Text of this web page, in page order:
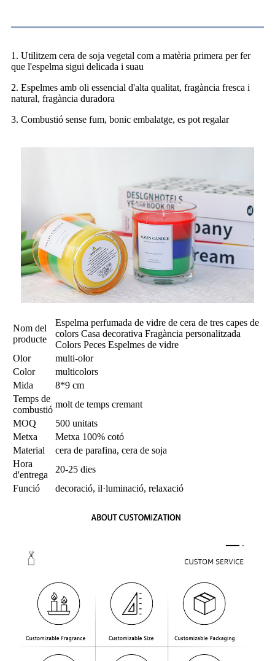
1. Utilitzem cera de soja vegetal com a matèria primera per fer
que l'espelma sigui delicada i suau
2. Espelmes amb oli essencial d'alta qualitat, fragància fresca i
natural, fragància duradora
3. Combustió sense fum, bonic embalatge, es pot regalar
Nom del
producte
Espelma perfumada de vidre de cera de tres capes de
colors Casa decorativa Fragància personalitzada
Colors Peces Espelmes de vidre
Olor
multi-olor
Color
multicolors
Mida
8*9 cm
Temps de
combustió
molt de temps cremant
MOQ
500 unitats
Metxa
Metxa 100% cotó
Material
cera de parafina, cera de soja
Hora
d'entrega
20-25 dies
Funció
decoració, il·luminació, relaxació